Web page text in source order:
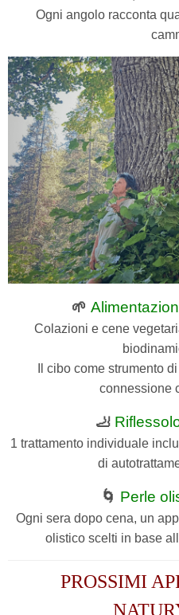
Ogni angolo racconta
🌱
Colazioni e cene
Il cibo come strumento
connessione
🦶
1 trattamento individuale
di
🌀 Perle
Ogni sera dopo cena, un
olistico scelti in base
PROSSIMI